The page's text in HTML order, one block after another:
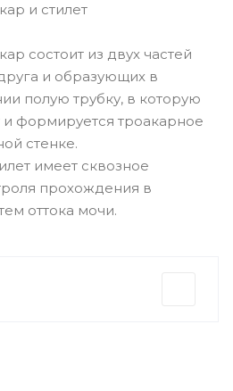
и стилет
состоит из двух частей
и образующих в
полую трубку, в которую
и формируется троакарное
стенке.
имеет сквозное
прохождения в
оттока мочи.